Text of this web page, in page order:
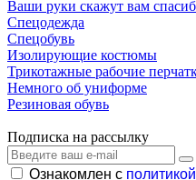
Ваши руки скажут вам
Спецодежда
Спецобувь
Изолирующие костюмы
Трикотажные рабочие
Немного об униформе
Резиновая обувь
Подписка на рассылку
Ознакомлен с